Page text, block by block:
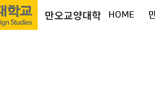
만오교양대학 HOME